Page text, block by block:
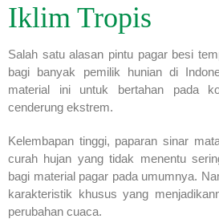
Iklim Tropis
Salah satu alasan pintu pagar besi
bagi banyak pemilik hunian di
material ini untuk bertahan pada
cenderung ekstrem.
Kelembapan tinggi, paparan sinar
curah hujan yang tidak menentu
bagi material pagar pada umumnya.
karakteristik khusus yang
perubahan cuaca.